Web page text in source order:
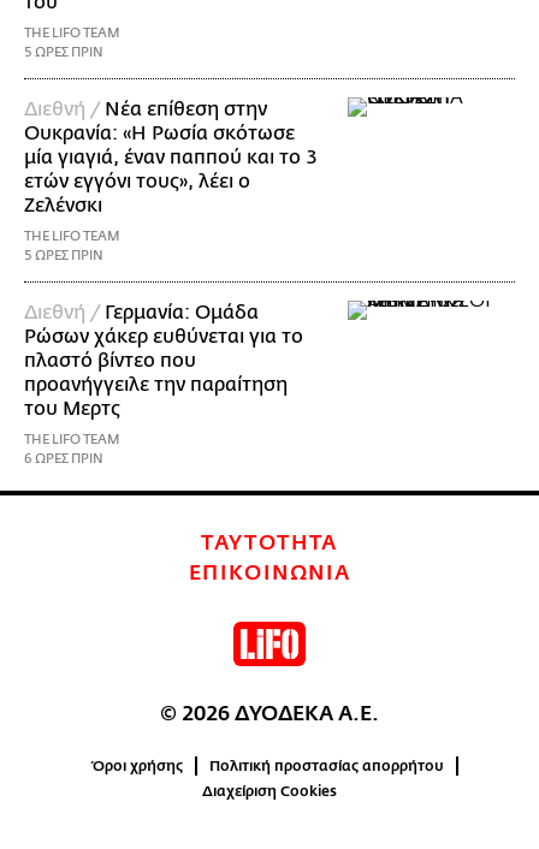
THE LIFO TEAM
5 ΩΡΕΣ ΠΡΙΝ
Διεθνή / Νέα επίθεση στην
Ουκρανία: «Η Ρωσία σκότωσε
μία γιαγιά, έναν παππού και το 3
ετών εγγόνι τους», λέει ο
Ζελένσκι
THE LIFO TEAM
5 ΩΡΕΣ ΠΡΙΝ
Διεθνή / Γερμανία: Ομάδα
Ρώσων χάκερ ευθύνεται για το
πλαστό βίντεο που
προανήγγειλε την παραίτηση
του Μερτς
THE LIFO TEAM
6 ΩΡΕΣ ΠΡΙΝ
ΤΑΥΤΟΤΗΤΑ
ΕΠΙΚΟΙΝΩΝΙΑ
© 2026 ΔΥΟΔΕΚΑ Α.Ε.
Όροι χρήσης
Πολιτική προστασίας απορρήτου
Διαχείριση Cookies